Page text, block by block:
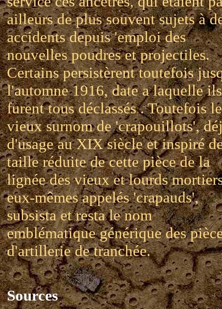
ailleurs de plus souvent sujets à
accidents depuis 'emploi des
nouvelles poudres et projectiles.
Certains persistèrent toutefois
l'automne 1916, date a laquelle ils
furent tous déclassés . Toutefois
vieux surnom de 'crapouillots',
d'usage au XIX siècle et inspiré
taille réduite de cette pièce de la
lignée des vieux et lourds
eux-mêmes appelés 'crapauds',
subsista et resta le nom
emblématique générique des
d'artillerie de tranchée.
Sources